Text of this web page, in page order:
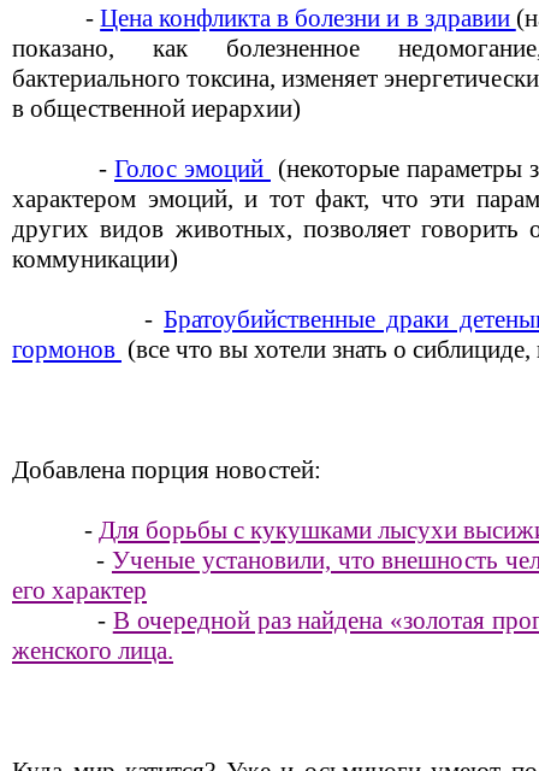
-Цена конфликта в болезни и в здравии
показано, как болезненное
бактериального токсина, изменяет
в общественной иерархии)
- Голос эмоций (некоторые параметры
характером эмоций, и тот факт, что эти
других видов животных, позволяет говорить
коммуникации)
-Братоубийственные драки
гормонов (все что вы хотели знать о
Добавлена порция новостей:
- Для борьбы с кукушками лысухи
- Ученые установили, что внешность
его характер
- В очередной раз найдена «золотая
женского лица.